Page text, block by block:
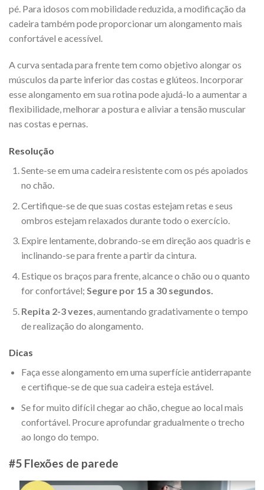
pé. Para idosos com mobilidade reduzida, a modificação da
cadeira também pode proporcionar um alongamento mais
confortável e acessível.
A curva sentada para frente tem como objetivo alongar os
músculos da parte inferior das costas e glúteos. Incorporar
esse alongamento em sua rotina pode ajudá-lo a aumentar a
flexibilidade, melhorar a postura e aliviar a tensão muscular
nas costas e pernas.
Resolução
Sente-se em uma cadeira resistente com os pés apoiados
no chão.
Certifique-se de que suas costas estejam retas e seus
ombros estejam relaxados durante todo o exercício.
Expire lentamente, dobrando-se em direção aos quadris e
inclinando-se para frente a partir da cintura.
Estique os braços para frente, alcance o chão ou o quanto
for confortável; Segure por 15 a 30 segundos.
Repita 2-3 vezes , aumentando gradativamente o tempo
de realização do alongamento.
Dicas
Faça esse alongamento em uma superfície antiderrapante
e certifique-se de que sua cadeira esteja estável.
Se for muito difícil chegar ao chão, chegue ao local mais
confortável. Procure aprofundar gradualmente o trecho
ao longo do tempo.
#5 Flexões de parede